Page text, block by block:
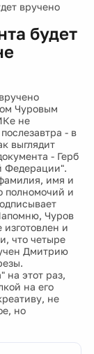
вручено
будет
Чуровым
не
- в
выглядит
- Герб
Федерации".
имя и
полномочий и
Чуров
и
что четыре
Дмитрию
на этот раз,
на его
не
но